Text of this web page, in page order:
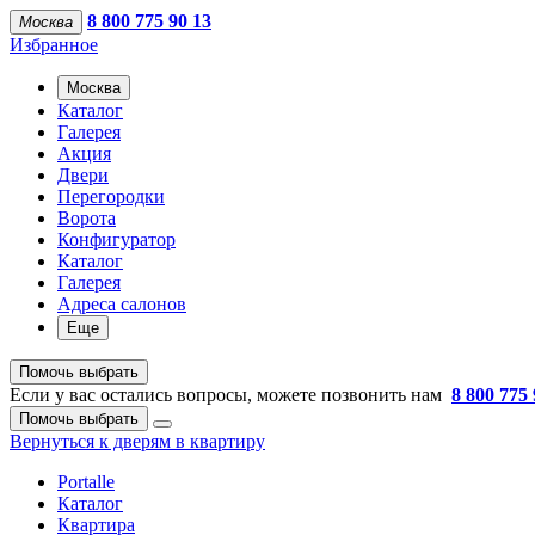
Москва
8 800 775 90 13
Избранное
Москва
Каталог
Галерея
Акция
Двери
Перегородки
Ворота
Конфигуратор
Каталог
Галерея
Адреса салонов
Еще
Помочь выбрать
Если у вас остались вопросы, можете позвонить нам 8 800 775
Помочь выбрать
Вернуться к дверям в квартиру
Portalle
Каталог
Квартира